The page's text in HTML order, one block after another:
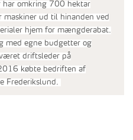
har omkring 700 hektar
maskiner ud til hinanden ved
hjem for mængderabat.
med egne budgetter og
driftsleder på
købte bedriften af
Frederikslund.